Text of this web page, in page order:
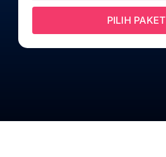
PILIH PAKET